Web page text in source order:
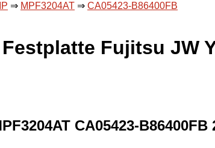
⇒ MPF3204AT ⇒ CA05423-B86400FB
Fujitsu JW
CA05423-